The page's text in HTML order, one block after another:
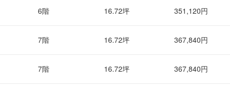
6階 16.72坪 351,120円
7階 16.72坪 367,840円
7階 16.72坪 367,840円